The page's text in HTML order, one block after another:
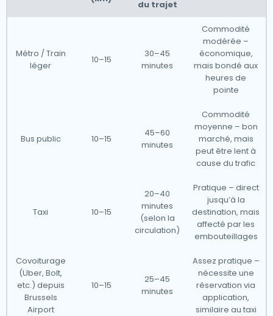
du trajet
Métro / Train
léger
10–15
30–45
minutes
Commodité
modérée –
économique,
mais bondé aux
heures de
pointe
Bus public 10–15
45–60
minutes
Commodité
moyenne – bon
marché, mais
peut être lent à
cause du trafic
Taxi 10–15
20–40
minutes
(selon la
circulation)
Pratique – direct
jusqu’à la
destination, mais
affecté par les
embouteillages
Covoiturage
(Uber, Bolt,
etc.) depuis
Brussels
Airport
10–15
25–45
minutes
Assez pratique –
nécessite une
réservation via
application,
similaire au taxi